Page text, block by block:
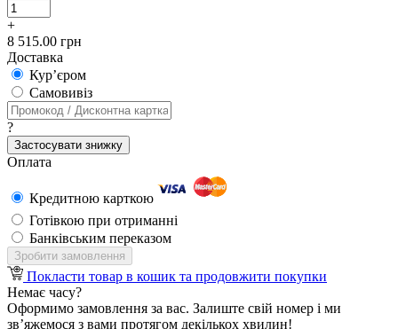
+
8 515.00 грн
Доставка
Кур’єром
Самовивіз
?
Застосувати знижку
Оплата
Кредитною карткою
Готівкою при отриманні
Банківським переказом
Зробити замовлення
Покласти товар в кошик та продовжити покупки
Немає часу?
Оформимо замовлення за вас. Залиште свій номер і ми
зв’яжемося з вами протягом декількох хвилин!